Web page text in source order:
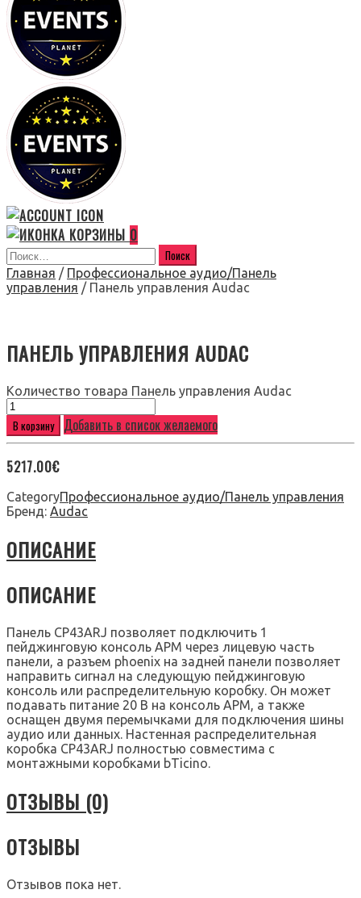
0
Главная / Профессиональное аудио/Панель
управления / Панель управления Audac
ПАНЕЛЬ УПРАВЛЕНИЯ AUDAC
Количество товара Панель управления Audac
В корзину Добавить в список желаемого
5217.00€
CategoryПрофессиональное аудио/Панель управления
Бренд: Audac
ОПИСАНИЕ
ОПИСАНИЕ
Панель CP43ARJ позволяет подключить 1
пейджинговую консоль APM через лицевую часть
панели, а разъем phoenix на задней панели позволяет
направить сигнал на следующую пейджинговую
консоль или распределительную коробку. Он может
подавать питание 20 В на консоль APM, а также
оснащен двумя перемычками для подключения шины
аудио или данных. Настенная распределительная
коробка CP43ARJ полностью совместима с
монтажными коробками bTicino.
ОТЗЫВЫ (0)
ОТЗЫВЫ
Отзывов пока нет.